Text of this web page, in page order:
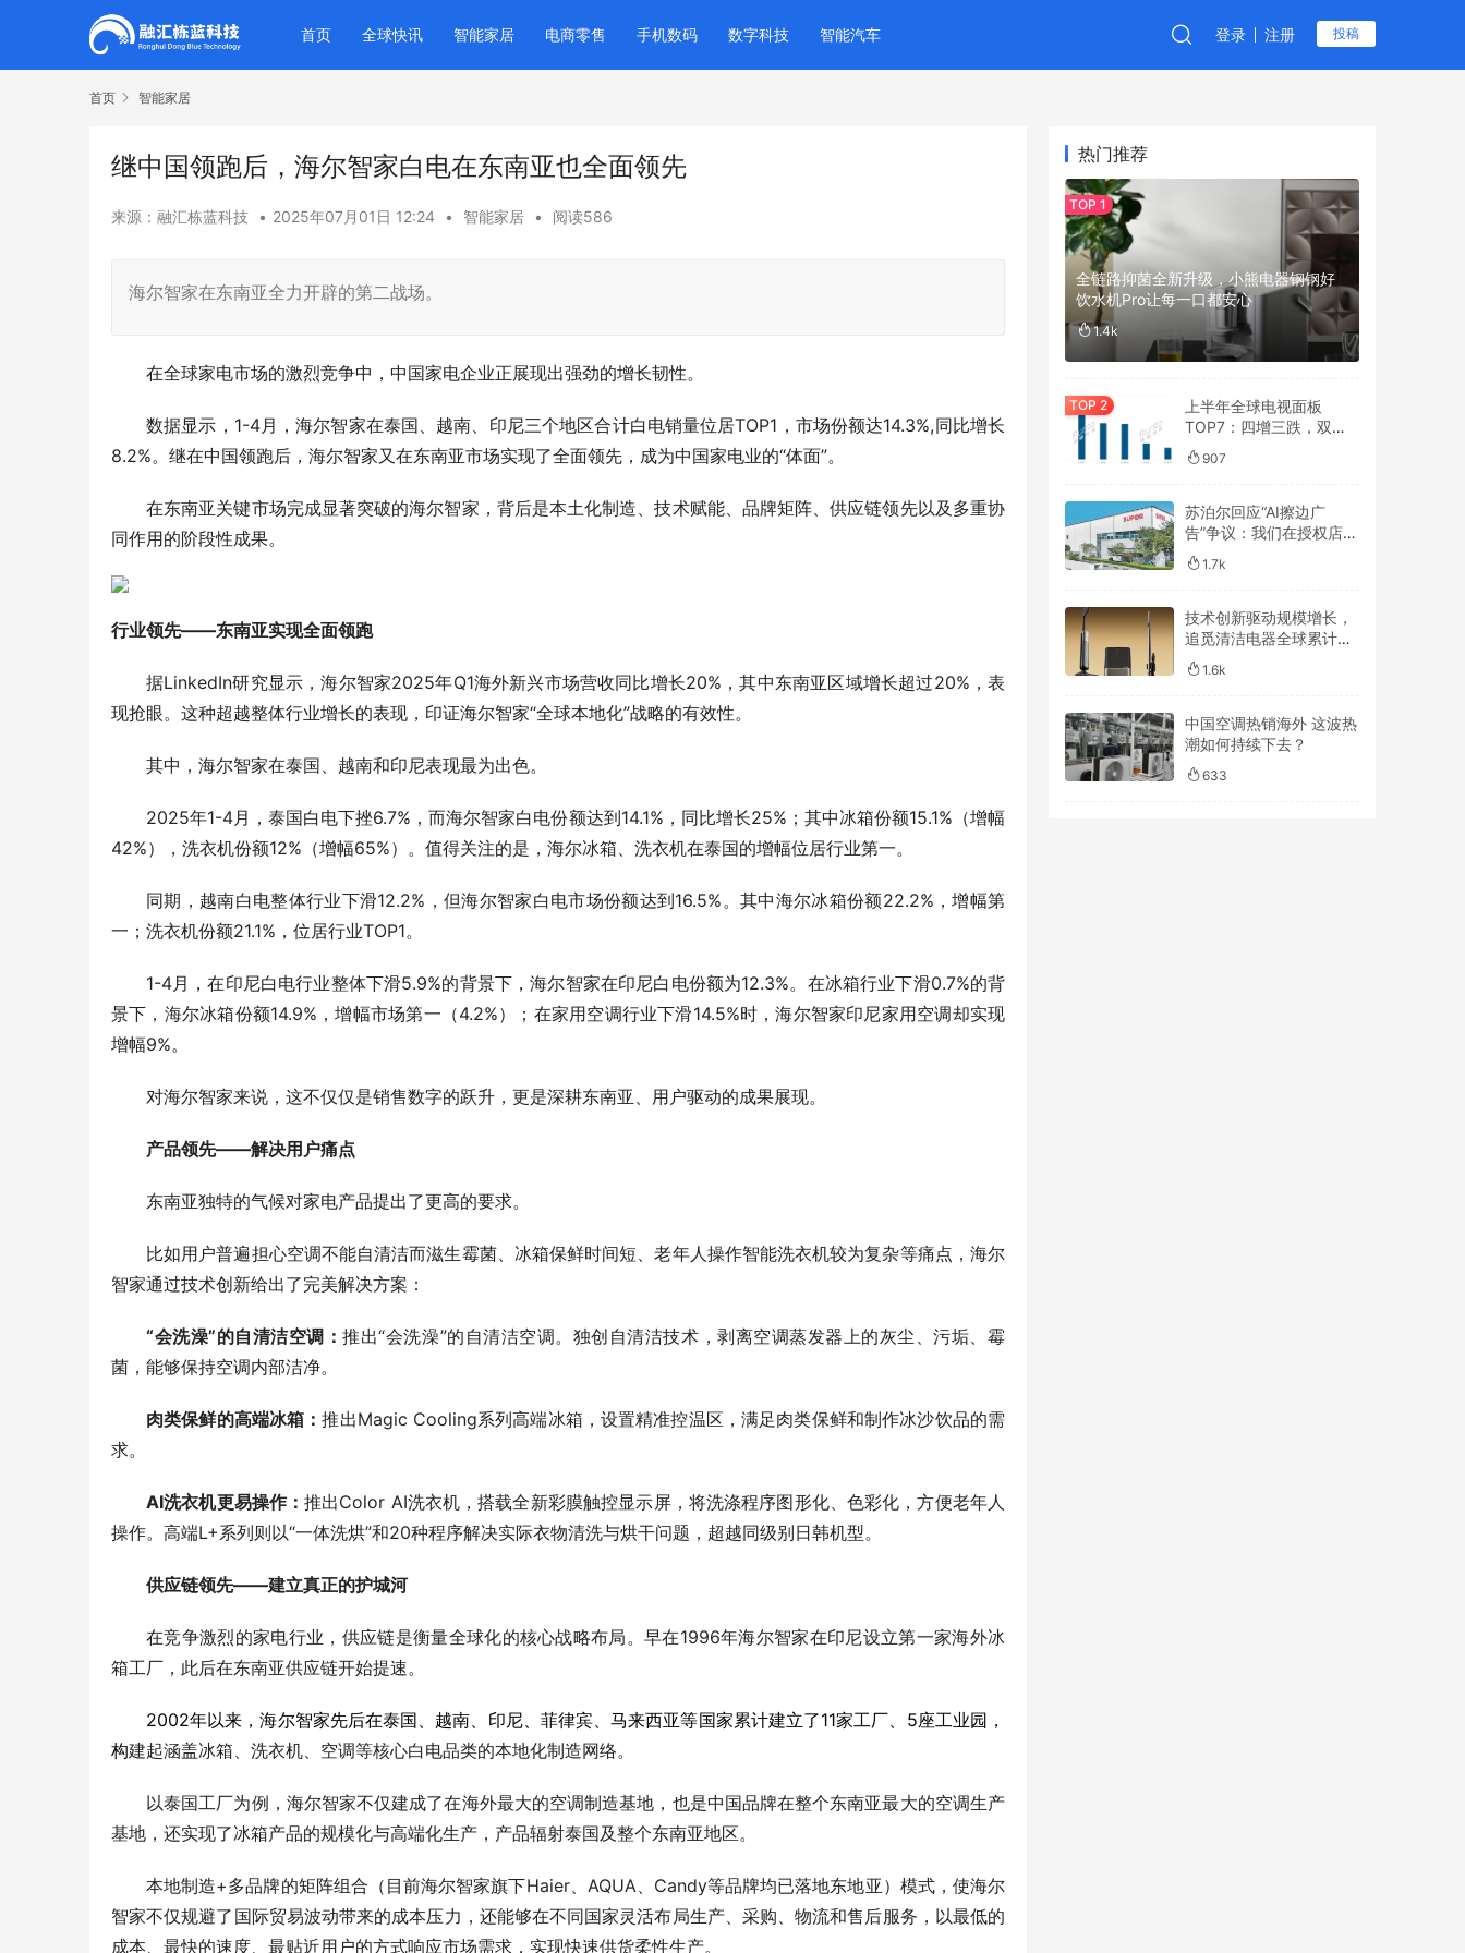
首页 全球快讯 智能家居 电商零售 手机数码 数字科技 智能汽车 登录 注册 投稿
首页 智能家居
继中国领跑后，海尔智家白电在东南亚也全面领先
来源：融汇栋蓝科技 • 2025年07月01日 12:24 • 智能家居 • 阅读586
海尔智家在东南亚全力开辟的第二战场。
在全球家电市场的激烈竞争中，中国家电企业正展现出强劲的增长韧性。
数据显示，1-4月，海尔智家在泰国、越南、印尼三个地区合计白电销量位居TOP1，市场份额达14.3%,同比增长
8.2%。继在中国领跑后，海尔智家又在东南亚市场实现了全面领先，成为中国家电业的“体面”。
在东南亚关键市场完成显著突破的海尔智家，背后是本土化制造、技术赋能、品牌矩阵、供应链领先以及多重协
同作用的阶段性成果。
行业领先——东南亚实现全面领跑
据LinkedIn研究显示，海尔智家2025年Q1海外新兴市场营收同比增长20%，其中东南亚区域增长超过20%，表
现抢眼。这种超越整体行业增长的表现，印证海尔智家“全球本地化”战略的有效性。
其中，海尔智家在泰国、越南和印尼表现最为出色。
2025年1-4月，泰国白电下挫6.7%，而海尔智家白电份额达到14.1%，同比增长25%；其中冰箱份额15.1%（增幅
42%），洗衣机份额12%（增幅65%）。值得关注的是，海尔冰箱、洗衣机在泰国的增幅位居行业第一。
同期，越南白电整体行业下滑12.2%，但海尔智家白电市场份额达到16.5%。其中海尔冰箱份额22.2%，增幅第
一；洗衣机份额21.1%，位居行业TOP1。
1-4月，在印尼白电行业整体下滑5.9%的背景下，海尔智家在印尼白电份额为12.3%。在冰箱行业下滑0.7%的背
景下，海尔冰箱份额14.9%，增幅市场第一（4.2%）；在家用空调行业下滑14.5%时，海尔智家印尼家用空调却实现
增幅9%。
对海尔智家来说，这不仅仅是销售数字的跃升，更是深耕东南亚、用户驱动的成果展现。
产品领先——解决用户痛点
东南亚独特的气候对家电产品提出了更高的要求。
比如用户普遍担心空调不能自清洁而滋生霉菌、冰箱保鲜时间短、老年人操作智能洗衣机较为复杂等痛点，海尔
智家通过技术创新给出了完美解决方案：
“会洗澡”的自清洁空调：推出“会洗澡”的自清洁空调。独创自清洁技术，剥离空调蒸发器上的灰尘、污垢、霉
菌，能够保持空调内部洁净。
肉类保鲜的高端冰箱：推出Magic Cooling系列高端冰箱，设置精准控温区，满足肉类保鲜和制作冰沙饮品的需
求。
AI洗衣机更易操作：推出Color AI洗衣机，搭载全新彩膜触控显示屏，将洗涤程序图形化、色彩化，方便老年人
操作。高端L+系列则以“一体洗烘”和20种程序解决实际衣物清洗与烘干问题，超越同级别日韩机型。
供应链领先——建立真正的护城河
在竞争激烈的家电行业，供应链是衡量全球化的核心战略布局。早在1996年海尔智家在印尼设立第一家海外冰
箱工厂，此后在东南亚供应链开始提速。
2002年以来，海尔智家先后在泰国、越南、印尼、菲律宾、马来西亚等国家累计建立了11家工厂、5座工业园，
构建起涵盖冰箱、洗衣机、空调等核心白电品类的本地化制造网络。
以泰国工厂为例，海尔智家不仅建成了在海外最大的空调制造基地，也是中国品牌在整个东南亚最大的空调生产
基地，还实现了冰箱产品的规模化与高端化生产，产品辐射泰国及整个东南亚地区。
本地制造+多品牌的矩阵组合（目前海尔智家旗下Haier、AQUA、Candy等品牌均已落地东地亚）模式，使海尔
智家不仅规避了国际贸易波动带来的成本压力，还能够在不同国家灵活布局生产、采购、物流和售后服务，以最低的
成本、最快的速度、最贴近用户的方式响应市场需求，实现快速供货柔性生产。
热门推荐
全链路抑菌全新升级，小熊电器钢钢好
饮水机Pro让每一口都安心
1.4k
上半年全球电视面板
TOP7：四增三跌，双寡
头格局进一步被“焊钉”
907
苏泊尔回应“AI擦边广
告”争议：我们在授权店铺
内容管理和发布审核机制
上仍有疏漏
1.7k
技术创新驱动规模增长，
追觅清洁电器全球累计出
货量破4000万台
1.6k
中国空调热销海外 这波热
潮如何持续下去？
633